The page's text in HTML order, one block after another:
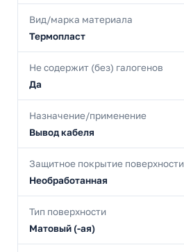
Вид/марка материала
Термопласт
Не содержит (без) галогенов
Да
Назначение/применение
Вывод кабеля
Защитное покрытие поверхности
Необработанная
Тип поверхности
Матовый (-ая)